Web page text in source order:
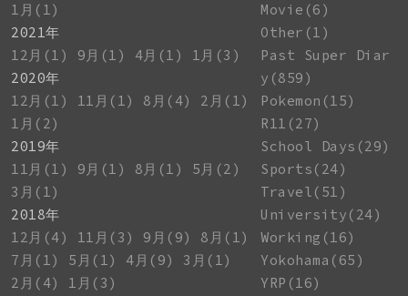
1月(1)
2021年
12月(1)
9月(1) 4月(1)
1月(3)
2020年
12月(1)
11月(1) 8月(4)
2月(1)
1月(2)
2019年
11月(1)
9月(1) 8月(1)
5月(2)
3月(1)
2018年
12月(4)
11月(3) 9月(9)
8月(1)
7月(1)
5月(1) 4月(9)
3月(1)
2月(4)
1月(3)
Movie(6)
Other(1)
Past Super Diar
y(859)
Pokemon(15)
R11(27)
School Days(29)
Sports(24)
Travel(51)
University(24)
Working(16)
Yokohama(65)
YRP(16)